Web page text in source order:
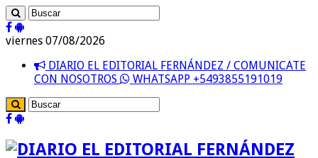
viernes 07/08/2026
DIARIO EL EDITORIAL FERNÁNDEZ / COMUNICATE
CON NOSOTROS
WHATSAPP +5493855191019